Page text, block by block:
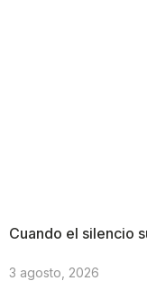
Cuando el silencio
3 agosto, 2026